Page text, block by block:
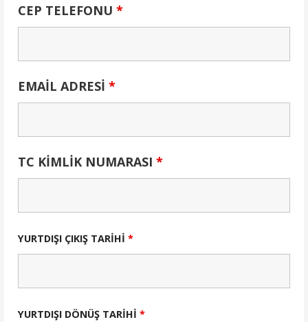
CEP TELEFONU *
EMAİL ADRESİ *
TC KİMLİK NUMARASI *
YURTDIŞI ÇIKIŞ TARİHİ *
YURTDIŞI DÖNÜŞ TARİHİ *